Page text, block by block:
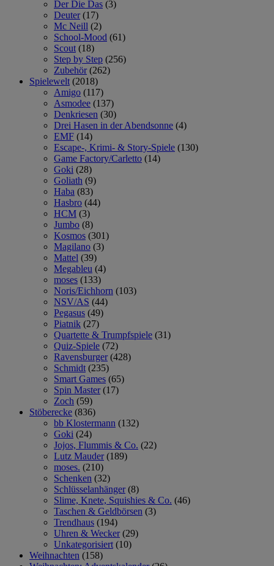
Der Die Das (3)
Deuter (17)
Mc Neill (2)
School-Mood (61)
Scout (18)
Step by Step (256)
Zubehör (262)
Spielewelt (2018)
Amigo (117)
Asmodee (137)
Denkriesen (30)
Drei Hasen in der Abendsonne (4)
EMF (14)
Escape-, Krimi- & Story-Spiele (130)
Game Factory/Carletto (14)
Goki (28)
Goliath (9)
Haba (83)
Hasbro (44)
HCM (3)
Jumbo (8)
Kosmos (301)
Magilano (3)
Mattel (39)
Megableu (4)
moses (133)
Noris/Eichhorn (103)
NSV/AS (44)
Pegasus (49)
Piatnik (27)
Quartette & Trumpfspiele (31)
Quiz-Spiele (72)
Ravensburger (428)
Schmidt (235)
Smart Games (65)
Spin Master (17)
Zoch (59)
Stöberecke (836)
bb Klostermann (132)
Goki (24)
Jojos, Flummis & Co. (22)
Lutz Mauder (189)
moses. (210)
Schenken (32)
Schlüsselanhänger (8)
Slime, Knete, Squishies & Co. (46)
Taschen & Geldbörsen (3)
Trendhaus (194)
Uhren & Wecker (29)
Unkategorisiert (10)
Weihnachten (158)